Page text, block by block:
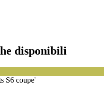
disponibili